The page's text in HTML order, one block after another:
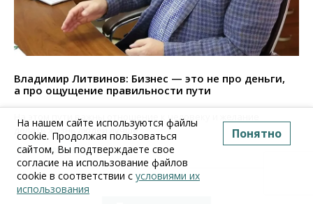
Владимир Литвинов: Бизнес — это не про деньги,
а про ощущение правильности пути
На этом пути важны отношение к человеку и желание
делать жизнь людей лучше
Все материалы
На нашем сайте используются файлы
cookie. Продолжая пользоваться
сайтом, Вы подтверждаете свое
согласие на использование файлов
cookie в соответствии с условиями их
использования
Понятно